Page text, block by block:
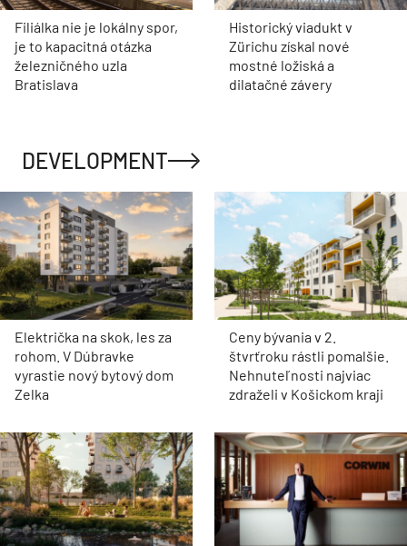
Filiálka nie je lokálny spor,
je to kapacitná otázka
železničného uzla
Bratislava
Historický viadukt v
Zürichu získal nové
mostné ložiská a
dilatačné závery
DEVELOPMENT
Električka na skok, les za
rohom. V Dúbravke
vyrastie nový bytový dom
Zelka
Ceny bývania v 2.
štvrťroku rástli pomalšie.
Nehnuteľnosti najviac
zdraželi v Košickom kraji